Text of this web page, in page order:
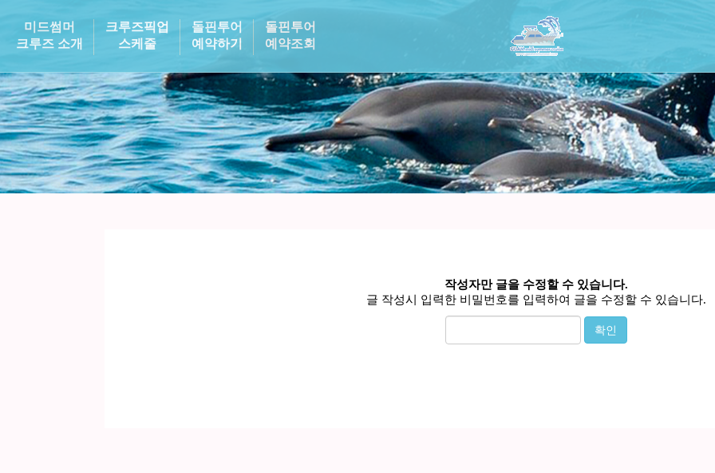
미드썸머
크루즈 소개
크루즈픽업
스케줄
돌핀투어
예약하기
돌핀투어
예약조회
작성자만 글을 수정할 수 있습니다.
글 작성시 입력한 비밀번호를 입력하여 글을 수정할 수 있습니다.